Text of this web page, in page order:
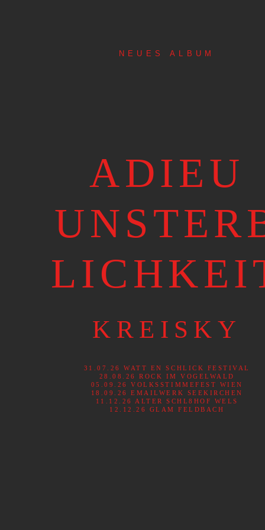
NEUES ALBUM
ADIEU
KREISKY
31.07.26 WATT EN SCHLICK FESTIVAL
28.08.26 ROCK IM VOGELWALD
05.09.26 VOLKSSTIMMEFEST WIEN
18.09.26 EMAILWERK SEEKIRCHEN
11.12.26 ALTER SCHL8HOF WELS
12.12.26 GLAM FELDBACH